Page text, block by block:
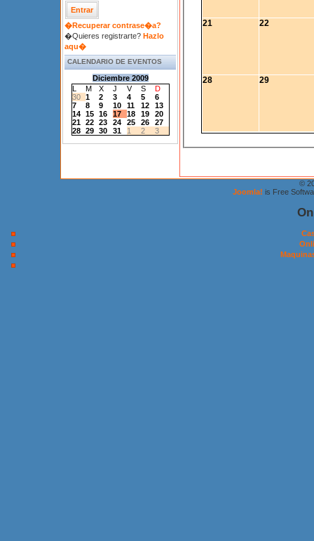
�Recuperar contrase�a?
�Quieres registrarte? Hazlo
aqu�
CALENDARIO DE EVENTOS
Diciembre 2009
L
M X J V S
D
30
1 2 3 4 5
6
7
8 9 10 11 12
13
14
15 16 17 18 19
20
21
22 23 24 25 26
27
28
29 30 31 1 2 3
21 22
28 29
©
Joomla! is Free